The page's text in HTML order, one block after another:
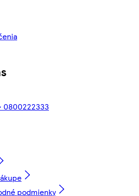
0800222333
podmienky